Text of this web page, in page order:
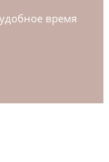
время